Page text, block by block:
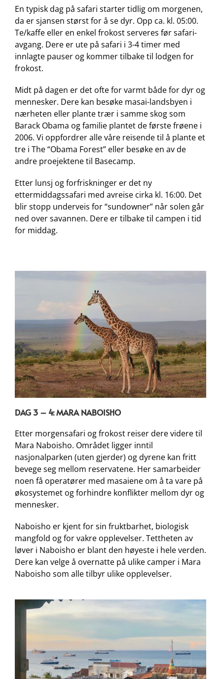
En typisk dag på safari starter tidlig om morgenen,
da er sjansen størst for å se dyr. Opp ca. kl. 05:00.
Te/kaffe eller en enkel frokost serveres før safari-
avgang. Dere er ute på safari i 3-4 timer med
innlagte pauser og kommer tilbake til lodgen for
frokost.
Midt på dagen er det ofte for varmt både for dyr og
mennesker. Dere kan besøke masai-landsbyen i
nærheten eller plante trær i samme skog som
Barack Obama og familie plantet de første frøene i
2006. Vi oppfordrer alle våre reisende til å plante et
tre i The “Obama Forest” eller besøke en av de
andre proejektene til Basecamp.
Etter lunsj og forfriskninger er det ny
ettermiddagssafari med avreise cirka kl. 16:00. Det
blir stopp underveis for “sundowner” når solen går
ned over savannen. Dere er tilbake til campen i tid
for middag.
DAG 3 – 4: MARA NABOISHO
Etter morgensafari og frokost reiser dere videre til
Mara Naboisho. Området ligger inntil
nasjonalparken (uten gjerder) og dyrene kan fritt
bevege seg mellom reservatene. Her samarbeider
noen få operatører med masaiene om å ta vare på
økosystemet og forhindre konflikter mellom dyr og
mennesker.
Naboisho er kjent for sin fruktbarhet, biologisk
mangfold og for vakre opplevelser. Tettheten av
løver i Naboisho er blant den høyeste i hele verden.
Dere kan velge å overnatte på ulike camper i Mara
Naboisho som alle tilbyr ulike opplevelser.